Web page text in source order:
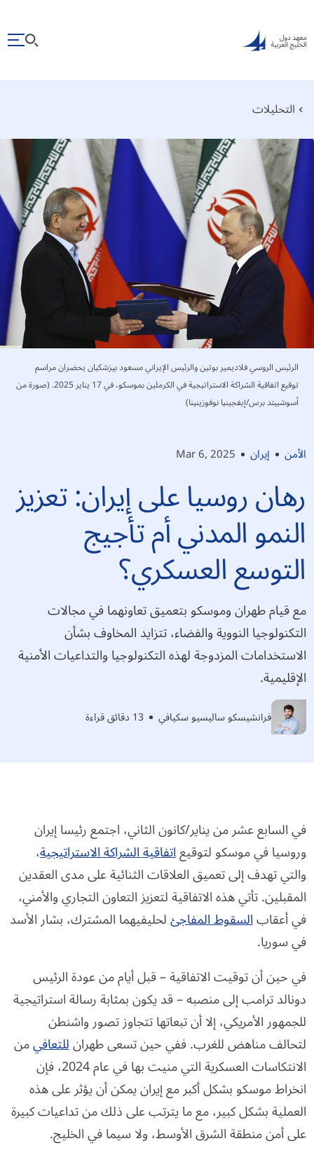
التحليلات
الأمن إيران Mar 6, 2025
رهان روسيا على إيران: تعزيز
النمو المدني أم تأجيج
التوسع العسكري؟
مع قيام طهران وموسكو بتعميق تعاونهما في مجالات
التكنولوجيا النووية والفضاء، تتزايد المخاوف بشأن
الاستخدامات المزدوجة لهذه التكنولوجيا والتداعيات الأمنية
الإقليمية.
فرانشيسكو ساليسيو سكيافي 13 دقائق قراءة
الرئيس الروسي فلاديمير بوتين والرئيس الإيراني مسعود بيزشكيان يحضران مراسم
توقيع اتفاقية الشراكة الاستراتيجية في الكرملين بموسكو، في 17 يناير 2025. (صورة من
أسوشييتد برس/إيفجينيا نوفوزينينا)
في السابع عشر من يناير/كانون الثاني، اجتمع رئيسا إيران
وروسيا في موسكو لتوقيعاتفاقية الشراكة الاستراتيجية،
والتي تهدف إلى تعميق العلاقات الثنائية على مدى العقدين
المقبلين. تأتي هذه الاتفاقية لتعزيز التعاون التجاري والأمني،
في أعقابالسقوط المفاجئلحليفيهما المشترك، بشار الأسد
في سوريا.
في حين أن توقيت الاتفاقية – قبل أيام من عودة الرئيس
دونالد ترامب إلى منصبه – قد يكون بمثابة رسالة استراتيجية
للجمهور الأمريكي، إلا أن تبعاتها تتجاوز تصور واشنطن
لتحالف مناهض للغرب. ففي حين تسعى طهرانللتعافيمن
الانتكاسات العسكرية التي منيت بها في عام 2024، فإن
انخراط موسكو بشكل أكبر مع إيران يمكن أن يؤثر على هذه
العملية بشكل كبير، مع ما يترتب على ذلك من تداعيات كبيرة
على أمن منطقة الشرق الأوسط، ولا سيما في الخليج.